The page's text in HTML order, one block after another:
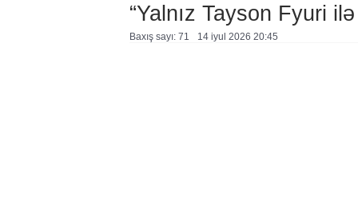
“Yalnız Tayson Fyuri
Baxış sayı: 71 14 i̇yul 2026 20:45